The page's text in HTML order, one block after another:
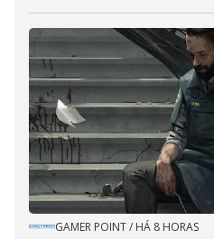
GAMER POINT/ HÁ 8 HORAS